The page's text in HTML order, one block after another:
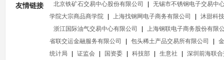
友情链接 北京铁矿石交易中心股份有限公司
无锡市不锈钢电子交易中
学院大宗商品商学院
上海找钢网电子商务有限公司
沐甜科技
浙江国际油气交易中心有限公司
上海钢联电子商务股份有限
省联交运金融服务有限公司
包头稀土产品交易所有限公司
统计局
证监会 国资委 科技部 生意社
深圳前海联